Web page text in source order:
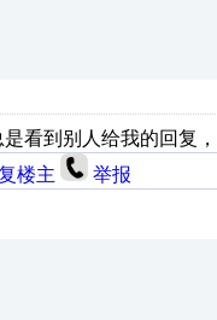
看到别人给我的回复
楼主 举报